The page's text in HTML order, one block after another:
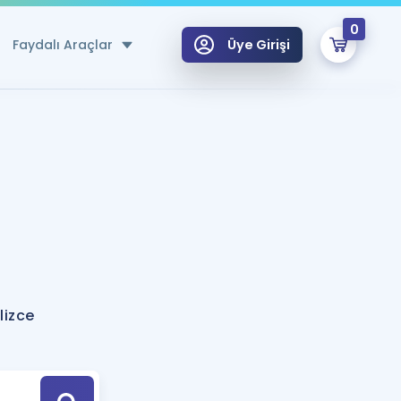
Faydalı Araçlar
Hesaplama Aracı
için Öneriler
Tek Takvimde
Üye Girişi
0